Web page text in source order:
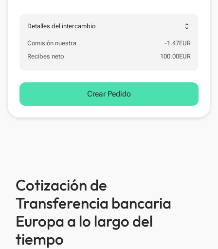
Detalles del intercambio unfold_more
Comisión nuestra -1.47EUR
Recibes neto
100.00EUR
Crear Pedido
Cotización de
Transferencia bancaria
Europa a lo largo del
tiempo